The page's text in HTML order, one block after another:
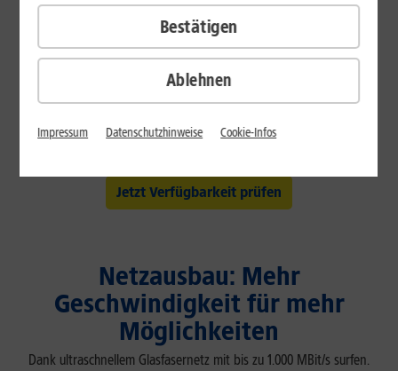
Ich nutze hier bereits einen Internet-Anschluss eines
Ich nutze hier noch keinen Internet-Anschluss
Datenschutz
Jetzt Verfügbarkeit prüfen
Netzausbau: Mehr
Geschwindigkeit für mehr
Möglichkeiten
Dank ultraschnellem Glasfasernetz mit bis zu 1.000 MBit/s surfen.
Ablehnen
Bestätigen
Impressum Datenschutzhinweise Cookie-Infos